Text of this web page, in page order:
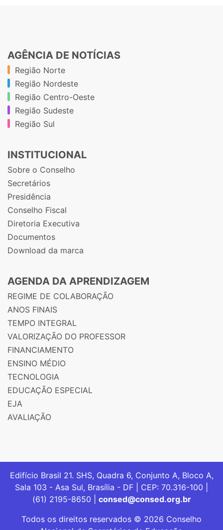
AGÊNCIA DE NOTÍCIAS
Região Norte
Região Nordeste
Região Centro-Oeste
Região Sudeste
Região Sul
INSTITUCIONAL
Sobre o Conselho
Secretários
Presidência
Conselho Fiscal
Diretoria Executiva
Documentos
Download da marca
AGENDA DA APRENDIZAGEM
REGIME DE COLABORAÇÃO
ANOS FINAIS
TEMPO INTEGRAL
VALORIZAÇÃO DO PROFESSOR
FINANCIAMENTO
ENSINO MÉDIO
TECNOLOGIA
EDUCAÇÃO ESPECIAL
EJA
AVALIAÇÃO
Edifício Brasil 21. SHS, Quadra 6, Conjunto A, Bloco A,
Sala 103 - Asa Sul, Brasília - DF | CEP: 70.316-100 |
(61) 2195-8650 | consed@consed.org.br
Todos os direitos reservados © 2026 Conselho